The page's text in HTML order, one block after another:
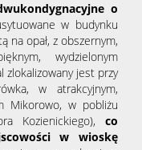
o
w budynku
na opał, z obszernym,
wydzielonym
zlokalizowany jest przy
w atrakcyjnym,
Mikorowo, w pobliżu
Kozienickiego), co
w wioskę